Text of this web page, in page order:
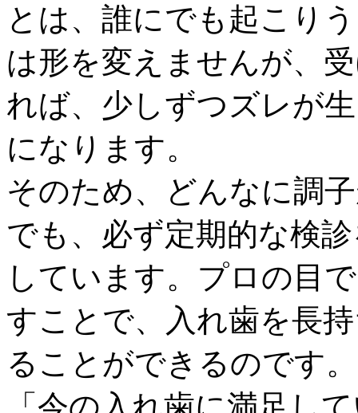
とは、誰にでも起こり
は形を変えませんが、
れば、少しずつズレが
になります。
そのため、どんなに調
でも、必ず定期的な検
しています。プロの目
すことで、入れ歯を長
ることができるのです。